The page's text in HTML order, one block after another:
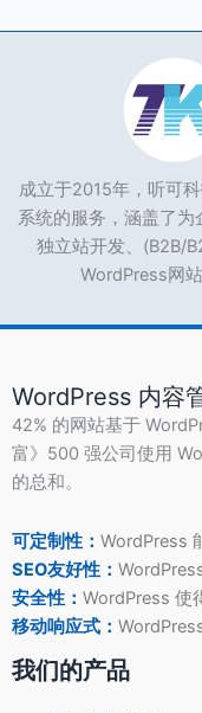
成立于2015年，听可
系统的服务，涵盖了为
独立站开发、(B2B/
WordPress网
WordPress 内容
42% 的网站基于
富》500 强公司使用
的总和。
可定制性： WordPress
SEO友好性：
安全性： WordPress 使
移动响应式：
我们的产品